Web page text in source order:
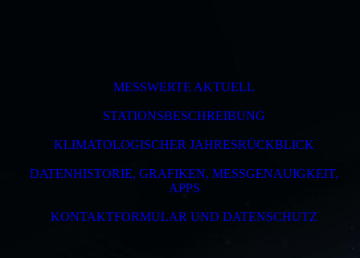
MESSWERTE AKTUELL
STATIONSBESCHREIBUNG
KLIMATOLOGISCHER JAHRESRÜCKBLICK
DATENHISTORIE, GRAFIKEN, MESSGENAUIGKEIT,
APPS
KONTAKTFORMULAR UND DATENSCHUTZ